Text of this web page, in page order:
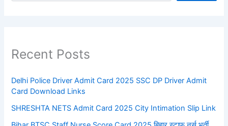
Recent Posts
Delhi Police Driver Admit Card 2025 SSC DP Driver Admit
Card Download Links
SHRESHTA NETS Admit Card 2025 City Intimation Slip Link